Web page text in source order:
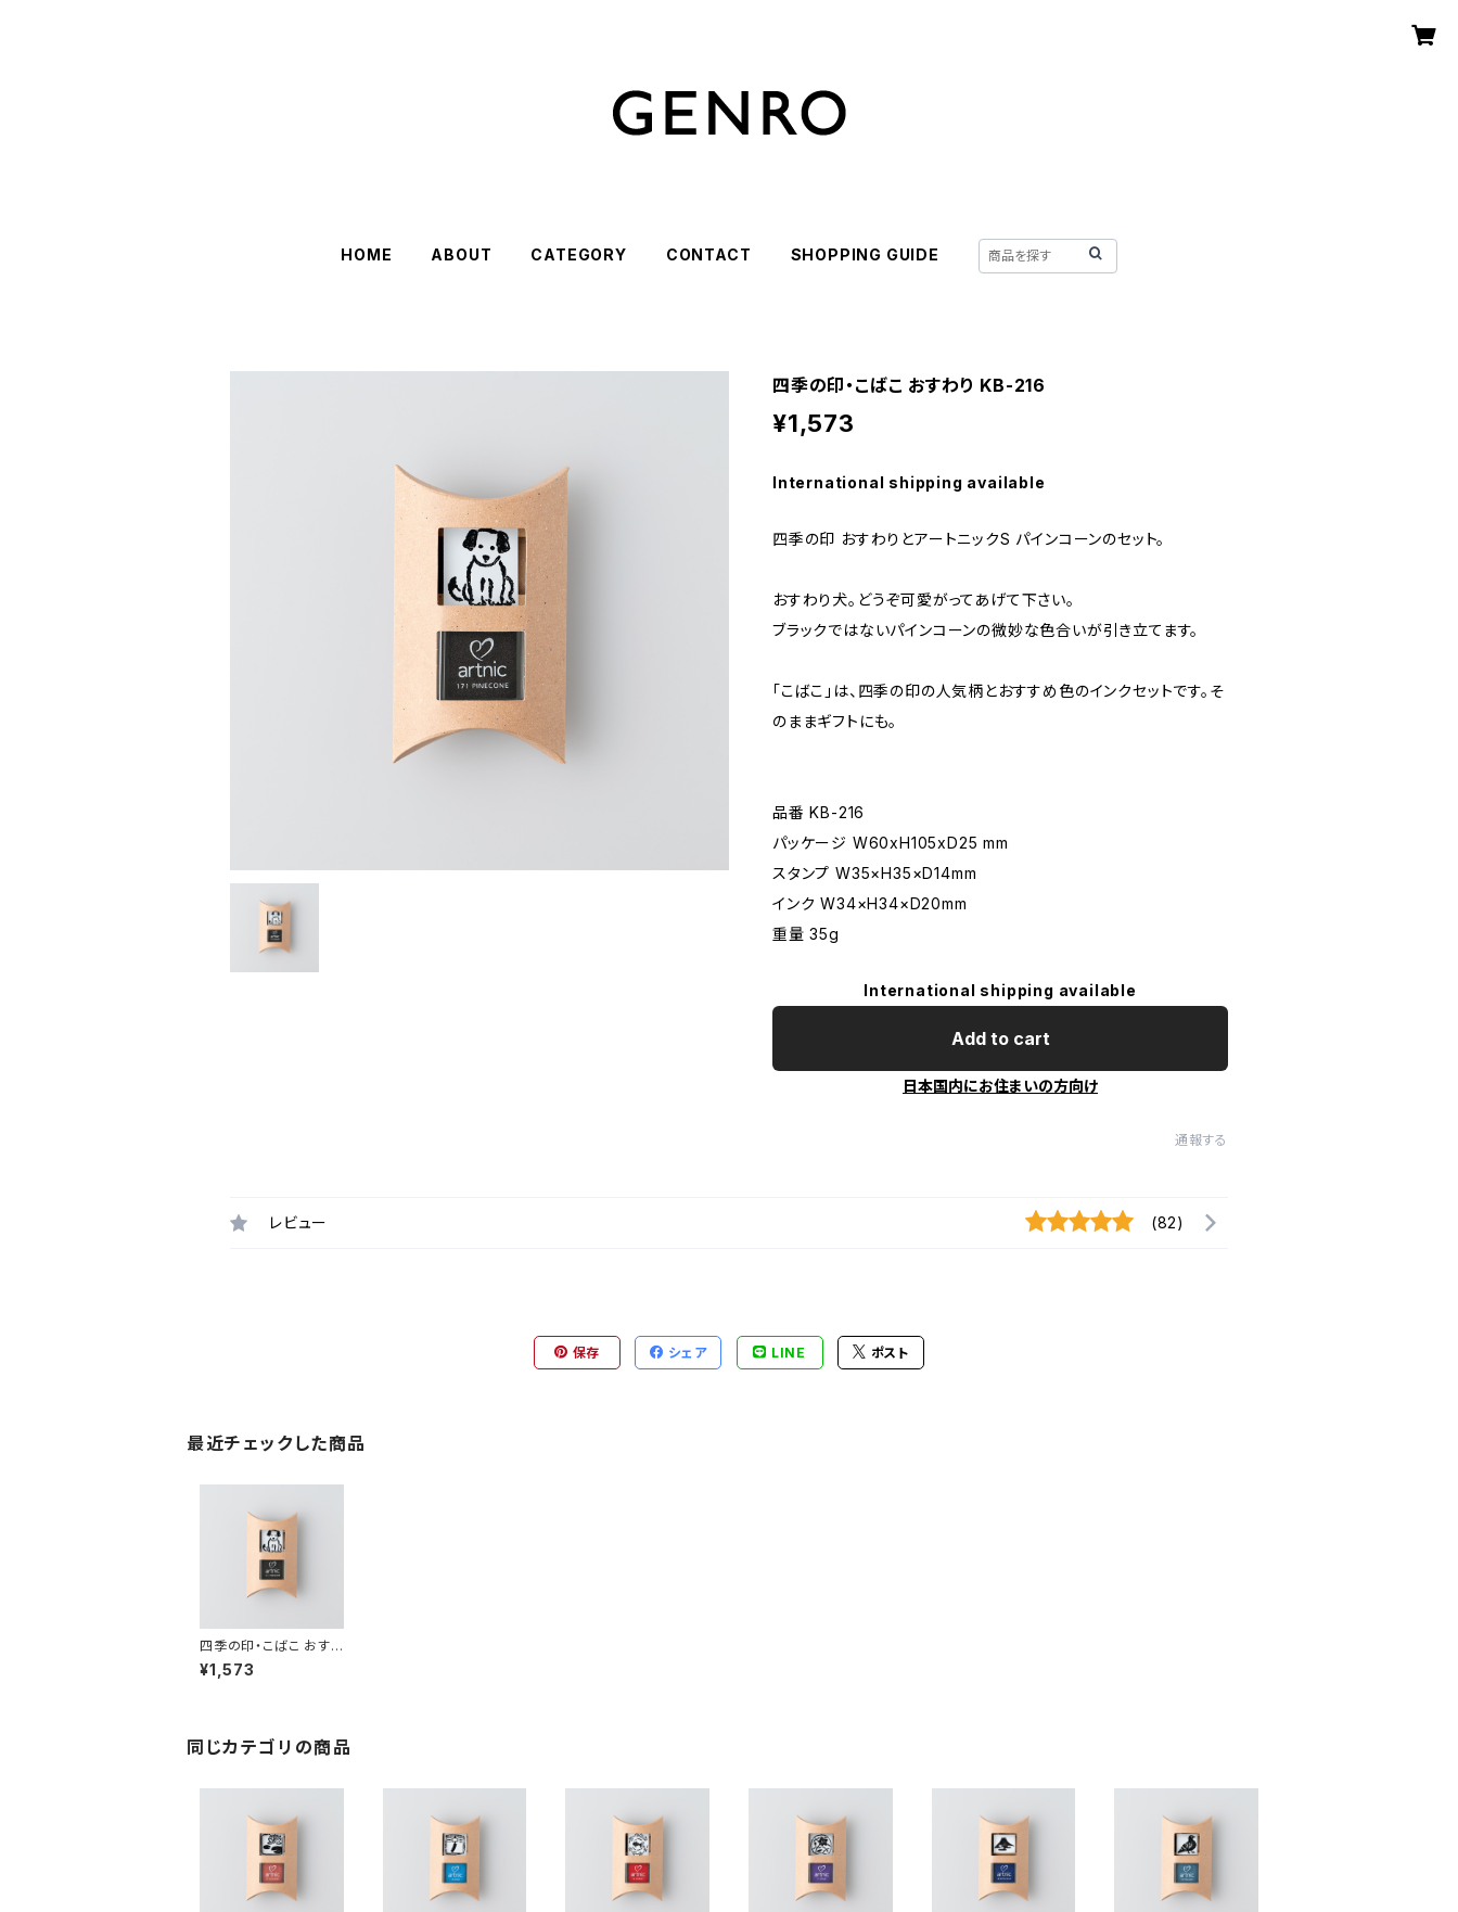
HOME ABOUT CATEGORY CONTACT SHOPPING GUIDE
四季の印・こばこ おすわり KB-216
¥1,573
International shipping available
四季の印 おすわりとアートニックS パインコーンのセット。
おすわり犬。どうぞ可愛がってあげて下さい。
ブラックではないパインコーンの微妙な色合いが引き立てます。
「こばこ」は、四季の印の人気柄とおすすめ色のインクセットです。そ
のままギフトにも。
品番 KB-216
パッケージ W60xH105xD25 mm
スタンプ W35×H35×D14mm
インク W34×H34×D20mm
重量 35g
International shipping available
Add to cart
日本国内にお住まいの方向け
通報する
レビュー (82)
保存 シェア LINE ポスト
最近チェックした商品
四季の印・こばこ おす
わり KB-216
¥1,573
同じカテゴリの商品